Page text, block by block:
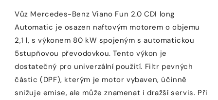
Vůz Mercedes-Benz Viano Fun 2.0 CDI long
Automatic je osazen naftovým motorem o objemu
2,1 l, s výkonem 80 kW spojeným s automatickou
5stupňovou převodovkou. Tento výkon je
dostatečný pro univerzální použití. Filtr pevných
částic (DPF), kterým je motor vybaven, účinně
snižuje emise, ale může znamenat i dražší servis. Při